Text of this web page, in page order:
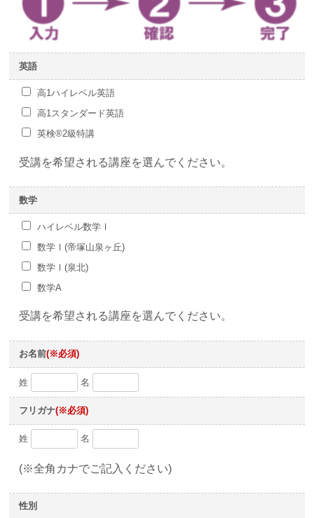
英語
高1ハイレベル英語
高1スタンダード英語
英検®2級特講
受講を希望される講座を選んでください。
数学
ハイレベル数学Ⅰ
数学Ⅰ(帝塚山泉ヶ丘)
数学Ⅰ(泉北)
数学A
受講を希望される講座を選んでください。
お名前(※必須)
姓 名
フリガナ(※必須)
姓 名
(※全角カナでご記入ください)
性別